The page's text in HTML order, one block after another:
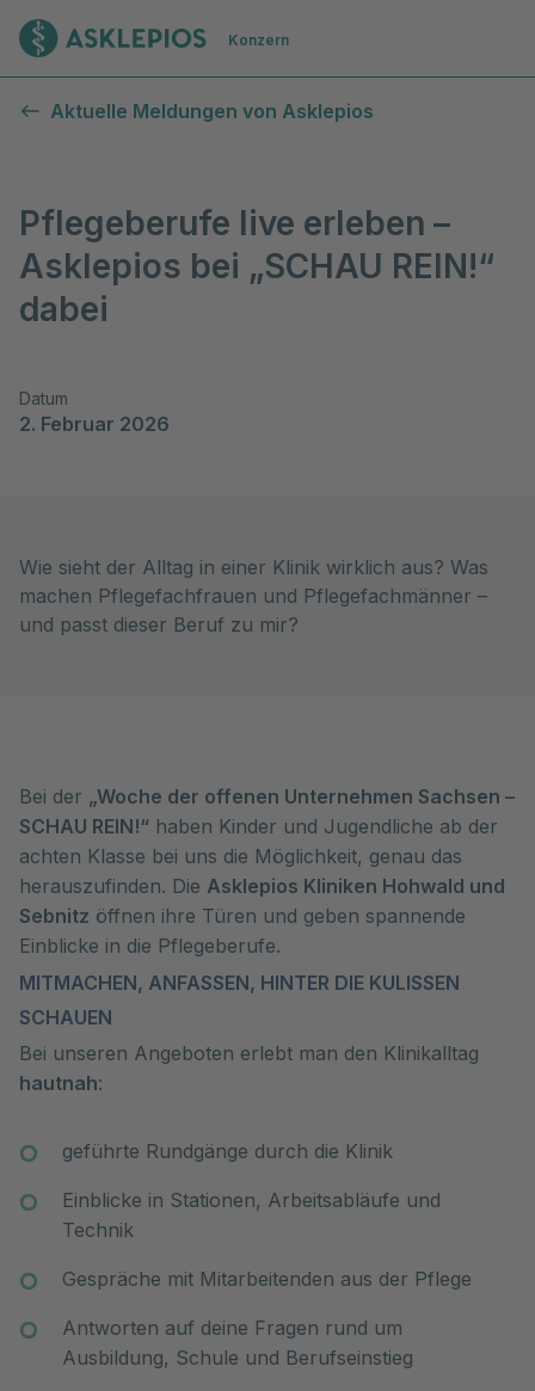
Zur Startseite
Konzern
Aktuelle Meldungen von Asklepios
Pflegeberufe live erleben –
Asklepios bei „SCHAU REIN!“
dabei
Datum
2. Februar 2026
Wie sieht der Alltag in einer Klinik wirklich aus? Was
machen Pflegefachfrauen und Pflegefachmänner –
und passt dieser Beruf zu mir?
Bei der „Woche der offenen Unternehmen Sachsen –
SCHAU REIN!“ haben Kinder und Jugendliche ab der
achten Klasse bei uns die Möglichkeit, genau das
herauszufinden. Die Asklepios Kliniken Hohwald und
Sebnitz öffnen ihre Türen und geben spannende
Einblicke in die Pflegeberufe.
MITMACHEN, ANFASSEN, HINTER DIE KULISSEN
SCHAUEN
Bei unseren Angeboten erlebt man den Klinikalltag
hautnah:
geführte Rundgänge durch die Klinik
Einblicke in Stationen, Arbeitsabläufe und
Technik
Gespräche mit Mitarbeitenden aus der Pflege
Antworten auf deine Fragen rund um
Ausbildung, Schule und Berufseinstieg